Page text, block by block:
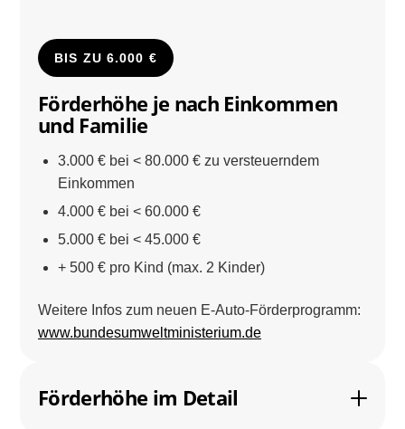
BIS ZU 6.000 €
Förderhöhe je nach Einkommen
und Familie
3.000 € bei < 80.000 € zu versteuerndem
Einkommen
4.000 € bei < 60.000 €
5.000 € bei < 45.000 €
+ 500 € pro Kind (max. 2 Kinder)
Weitere Infos zum neuen E-Auto-Förderprogramm:
www.bundesumweltministerium.de
Förderhöhe im Detail